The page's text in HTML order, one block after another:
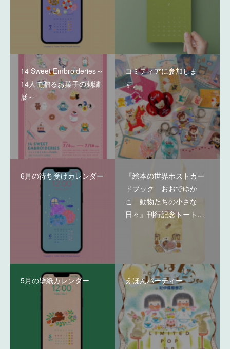
14 Sweet Embroideries～
14人で贈るお菓子の刺繍
展～
コミティアに参加しま
す。
6月の待ち受けカレンダー
『絵本の世界ポストカー
ドブック おおでゆか
こ 動物たちの小さな
日々』刊行記念トート…
5月の壁紙カレンダー えほんパーティー